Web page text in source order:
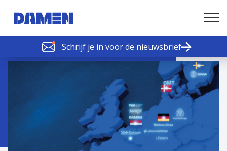
Schrijf je in voor de nieuwsbrief
SCHELDE SCHAKELS
Nieuws of tips